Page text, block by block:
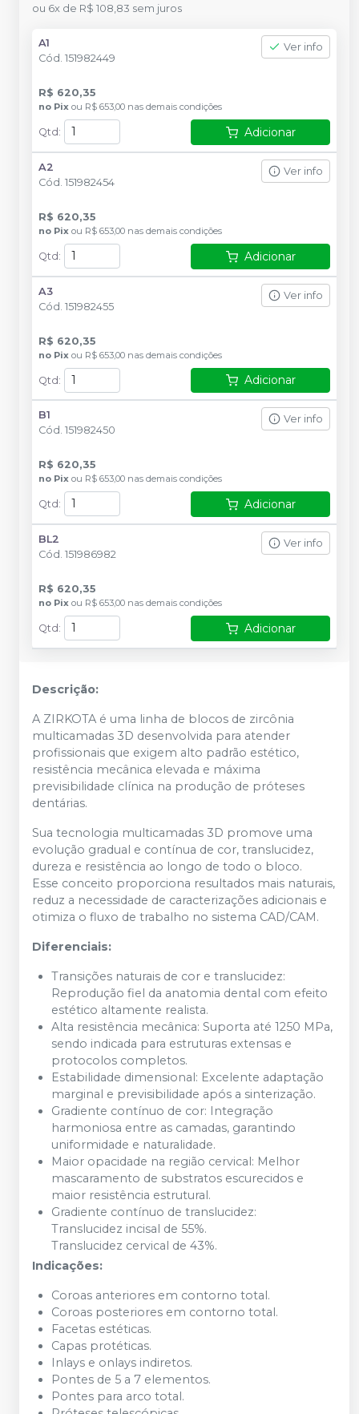
ou 6x de R$ 108,83 sem juros
A1
Cód. 151982449
Ver info
R$ 620,35
no Pix ou R$ 653,00 nas demais condições
Qtd : Adicionar
A2
Cód. 151982454
Ver info
R$ 620,35
no Pix ou R$ 653,00 nas demais condições
Qtd : Adicionar
A3
Cód. 151982455
Ver info
R$ 620,35
no Pix ou R$ 653,00 nas demais condições
Qtd: Adicionar
B1
Cód. 151982450
Ver info
R$ 620,35
no Pix ou R$ 653,00 nas demais condições
Qtd : Adicionar
BL2
Cód. 151986982
Ver info
R$ 620,35
no Pix ou R$ 653,00 nas demais condições
Qtd : Adicionar
Descrição:
A ZIRKOTA é uma linha de blocos de zircônia
multicamadas 3D desenvolvida para atender
profissionais que exigem alto padrão estético,
resistência mecânica elevada e máxima
previsibilidade clínica na produção de próteses
dentárias.
Sua tecnologia multicamadas 3D promove uma
evolução gradual e contínua de cor, translucidez,
dureza e resistência ao longo de todo o bloco.
Esse conceito proporciona resultados mais naturais,
reduz a necessidade de caracterizações adicionais e
otimiza o fluxo de trabalho no sistema CAD/CAM.
Diferenciais:
Transições naturais de cor e translucidez:
Reprodução fiel da anatomia dental com efeito
estético altamente realista.
Alta resistência mecânica: Suporta até 1250 MPa,
sendo indicada para estruturas extensas e
protocolos completos.
Estabilidade dimensional: Excelente adaptação
marginal e previsibilidade após a sinterização.
Gradiente contínuo de cor: Integração
harmoniosa entre as camadas, garantindo
uniformidade e naturalidade.
Maior opacidade na região cervical: Melhor
mascaramento de substratos escurecidos e
maior resistência estrutural.
Gradiente contínuo de translucidez:
Translucidez incisal de 55%.
Translucidez cervical de 43%.
Indicações:
Coroas anteriores em contorno total.
Coroas posteriores em contorno total.
Facetas estéticas.
Capas protéticas.
Inlays e onlays indiretos.
Pontes de 5 a 7 elementos.
Pontes para arco total.